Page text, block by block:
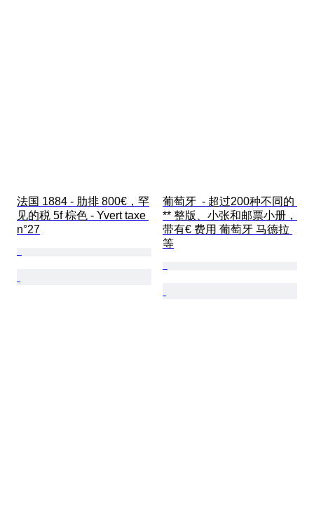
法国 1884 - 肋排 800€，罕
见的税 5f 棕色 - Yvert taxe
n°27
葡萄牙  - 超过200种不同的
** 整版、小张和邮票小册，
带有€ 费用 葡萄牙 马德拉
等